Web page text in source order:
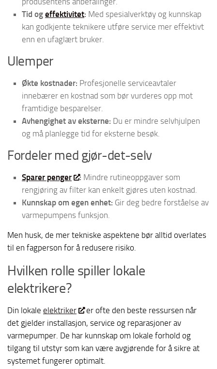
Tid og effektivitet: Med spesialverktøy og kunnskap
kan godkjente teknikere utføre service mer effektivt
enn en ufaglært bruker.
Ulemper
Økte kostnader: Profesjonelle serviceavtaler
innebærer en kostnad som bør vurderes opp mot
framtidige besparelser.
Avhengighet av eksterne: Du er mindre selvhjulpen
og må planlegge tid for eksterne besøk.
Fordeler med gjør-det-selv
Sparer penger : Mindre rutineoppgaver som
rengjøring av filter kan enkelt gjøres uten kostnad.
Kunnskap om egen enhet: Gir deg bedre forståelse av
varmepumpens funksjon.
Men husk, de mer tekniske aspektene bør alltid overlates
til en fagperson for å redusere risiko.
Hvilken rolle spiller lokale
elektrikere?
Din lokale elektriker
er ofte den beste ressursen når
det gjelder installasjon, service og reparasjoner av
varmepumper. De har kunnskap om lokale forhold og
tilgang til utstyr som kan være avgjørende for å sikre at
systemet fungerer optimalt.